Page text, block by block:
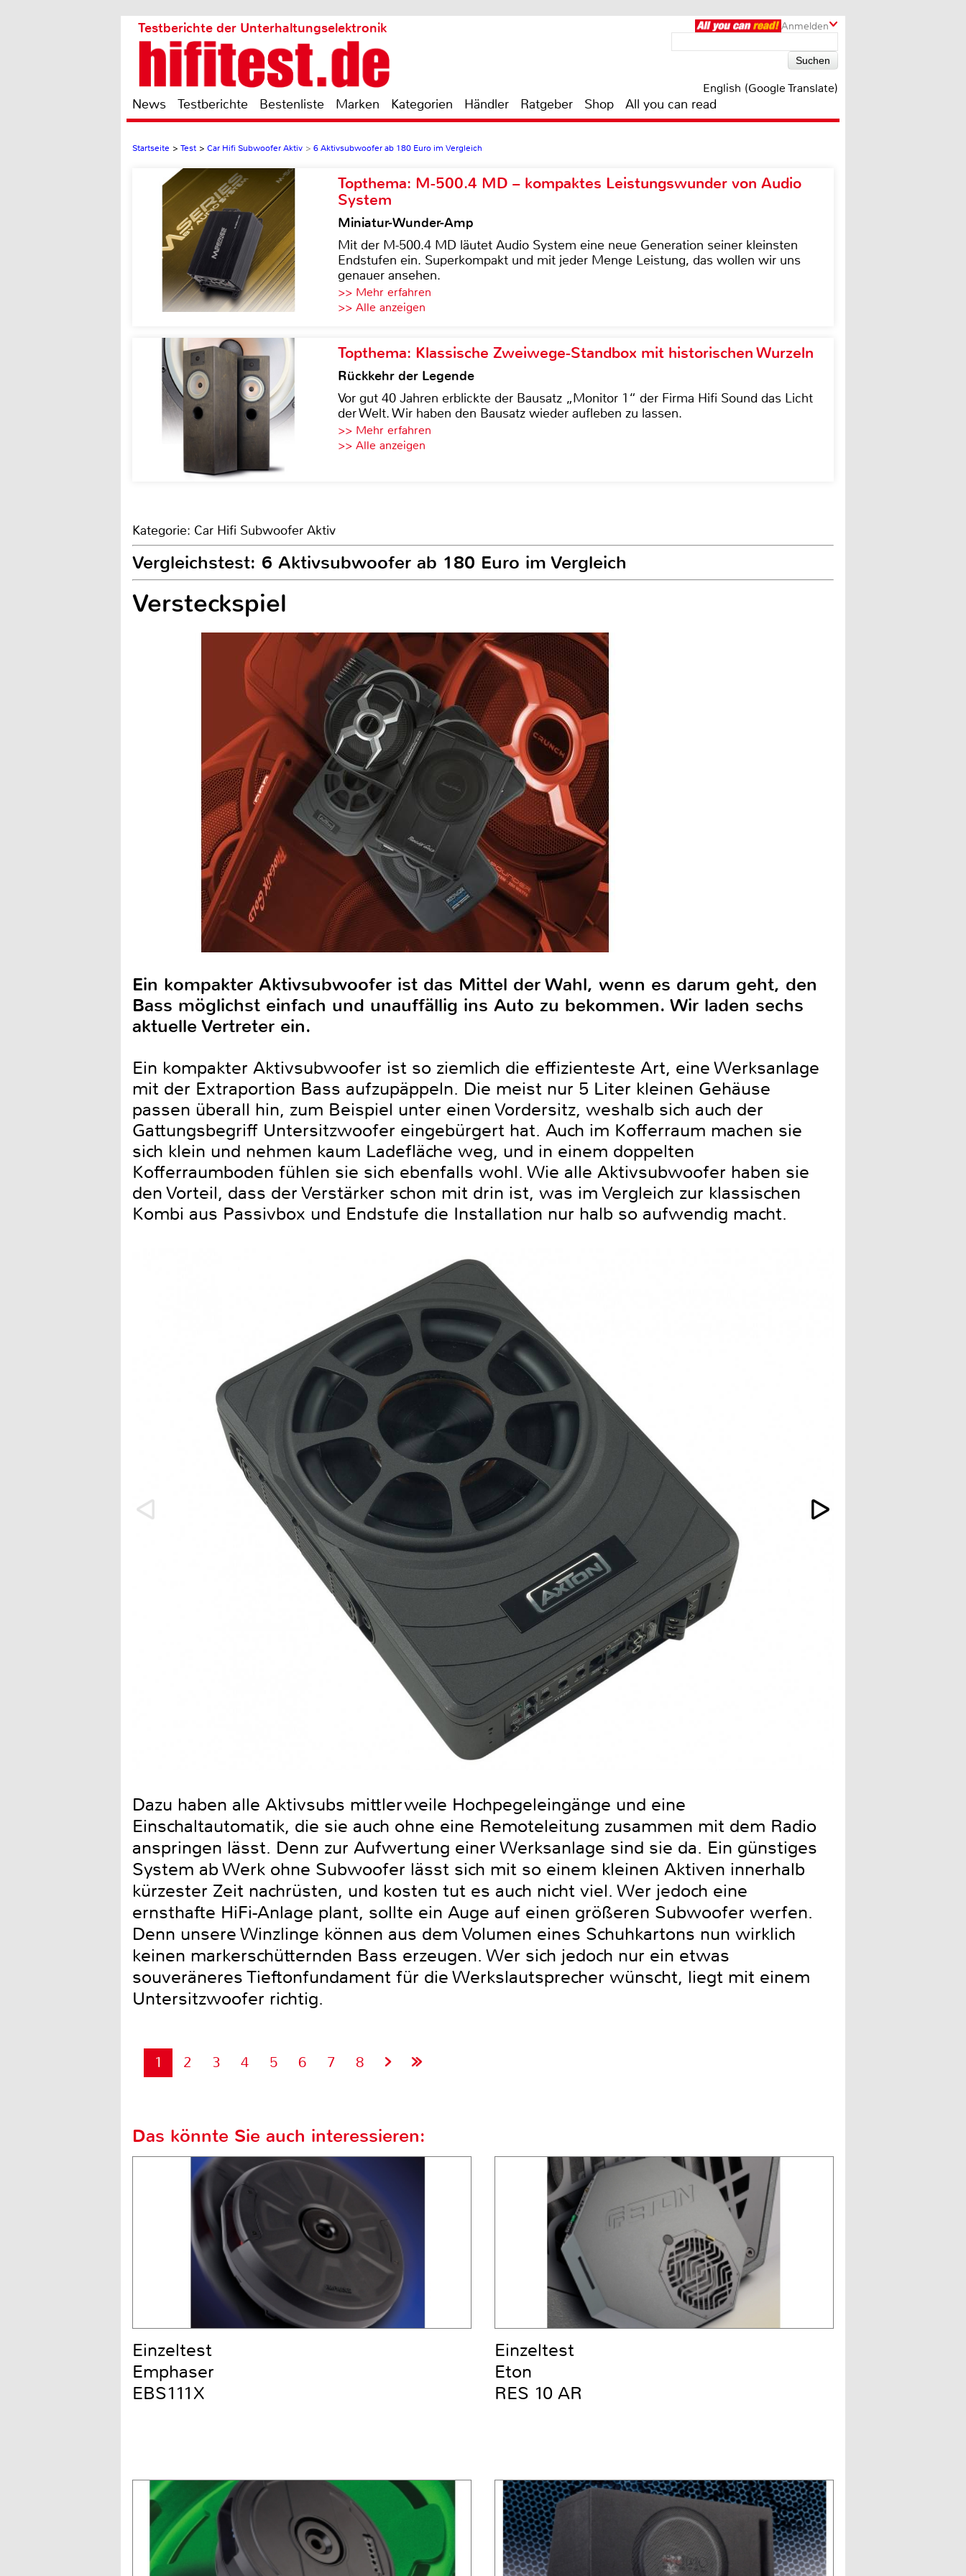
Anmelden
Testberichte der Unterhaltungselektronik
English (Google Translate)
News Testberichte Bestenliste Marken Kategorien Händler Ratgeber Shop All you can read
Startseite > Test > Car Hifi Subwoofer Aktiv > 6 Aktivsubwoofer ab 180 Euro im Vergleich
Topthema: M-500.4 MD – kompaktes Leistungswunder von Audio
System
Miniatur-Wunder-Amp
Mit der M-500.4 MD läutet Audio System eine neue Generation seiner kleinsten
Endstufen ein. Superkompakt und mit jeder Menge Leistung, das wollen wir uns
genauer ansehen.
>> Mehr erfahren
>> Alle anzeigen
Topthema: Klassische Zweiwege-Standbox mit historischen Wurzeln
Rückkehr der Legende
Vor gut 40 Jahren erblickte der Bausatz „Monitor 1“ der Firma Hifi Sound das Licht
der Welt. Wir haben den Bausatz wieder aufleben zu lassen.
>> Mehr erfahren
>> Alle anzeigen
Kategorie: Car Hifi Subwoofer Aktiv
Vergleichstest: 6 Aktivsubwoofer ab 180 Euro im Vergleich
Versteckspiel
Ein kompakter Aktivsubwoofer ist das Mittel der Wahl, wenn es darum geht, den
Bass möglichst einfach und unauffällig ins Auto zu bekommen. Wir laden sechs
aktuelle Vertreter ein.
Ein kompakter Aktivsubwoofer ist so ziemlich die effizienteste Art, eine Werksanlage
mit der Extraportion Bass aufzupäppeln. Die meist nur 5 Liter kleinen Gehäuse
passen überall hin, zum Beispiel unter einen Vordersitz, weshalb sich auch der
Gattungsbegriff Untersitzwoofer eingebürgert hat. Auch im Kofferraum machen sie
sich klein und nehmen kaum Ladefläche weg, und in einem doppelten
Kofferraumboden fühlen sie sich ebenfalls wohl. Wie alle Aktivsubwoofer haben sie
den Vorteil, dass der Verstärker schon mit drin ist, was im Vergleich zur klassischen
Kombi aus Passivbox und Endstufe die Installation nur halb so aufwendig macht.
Dazu haben alle Aktivsubs mittlerweile Hochpegeleingänge und eine
Einschaltautomatik, die sie auch ohne eine Remoteleitung zusammen mit dem Radio
anspringen lässt. Denn zur Aufwertung einer Werksanlage sind sie da. Ein günstiges
System ab Werk ohne Subwoofer lässt sich mit so einem kleinen Aktiven innerhalb
kürzester Zeit nachrüsten, und kosten tut es auch nicht viel. Wer jedoch eine
ernsthafte HiFi-Anlage plant, sollte ein Auge auf einen größeren Subwoofer werfen.
Denn unsere Winzlinge können aus dem Volumen eines Schuhkartons nun wirklich
keinen markerschütternden Bass erzeugen. Wer sich jedoch nur ein etwas
souveräneres Tieftonfundament für die Werkslautsprecher wünscht, liegt mit einem
Untersitzwoofer richtig.
1 2 3 4 5 6 7 8
Das könnte Sie auch interessieren:
Einzeltest
Emphaser
EBS111X
Einzeltest
Eton
RES 10 AR